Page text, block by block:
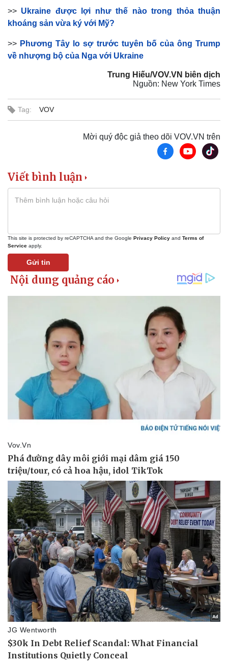
Pháp luật
Vụ án
Tin nóng
Tư vấn luật
Quân sự - Quốc phòng
Vũ khí
Việt Nam
Phân tích
>> Ukraine được lợi như thế nào trong thỏa thuận
khoáng sản vừa ký với Mỹ?
>> Phương Tây lo sợ trước tuyên bố của ông Trump
về nhượng bộ của Nga với Ukraine
Trung Hiếu/VOV.VN biên dịch
Nguồn: New York Times
Tag: VOV
Mời quý độc giả theo dõi VOV.VN trên
Viết bình luận
This site is protected by reCAPTCHA and the Google Privacy Policy and Terms of
Service apply.
Gửi tin